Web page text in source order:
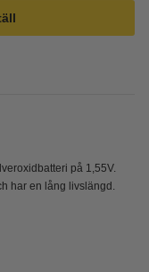
på 1,55V.
har en lång livslängd.